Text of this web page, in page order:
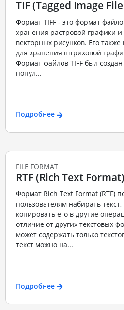
TIF (Tagged Image
Формат TIFF - это формат
хранения растровой графики
векторных рисунков. Его
для хранения штриховой
Формат файлов TIFF был
попул...
Подробнее
FILE FORMAT
RTF (Rich Text Format)
Формат Rich Text Format (RTF)
пользователям набирать
копировать его в другие
отличие от других текстовых
может содержать только
текст можно на...
Подробнее